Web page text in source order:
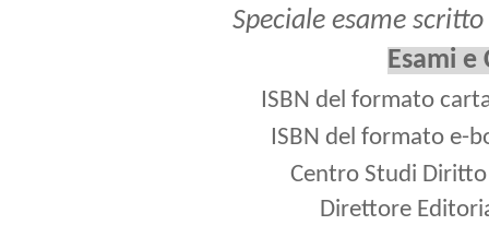
Speciale esame
Esami e
ISBN del formato
ISBN del formato e-
Centro Studi
Direttore